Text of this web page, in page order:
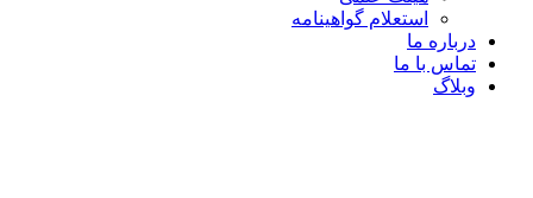
استعلام گواهینامه
درباره ما
تماس با ما
وبلاگ